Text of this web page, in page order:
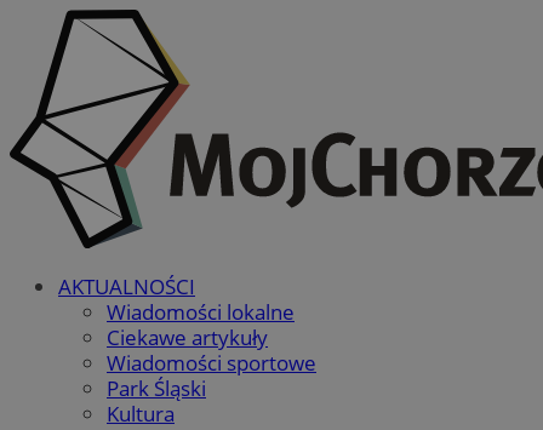
AKTUALNOŚCI
Wiadomości lokalne
Ciekawe artykuły
Wiadomości sportowe
Park Śląski
Kultura